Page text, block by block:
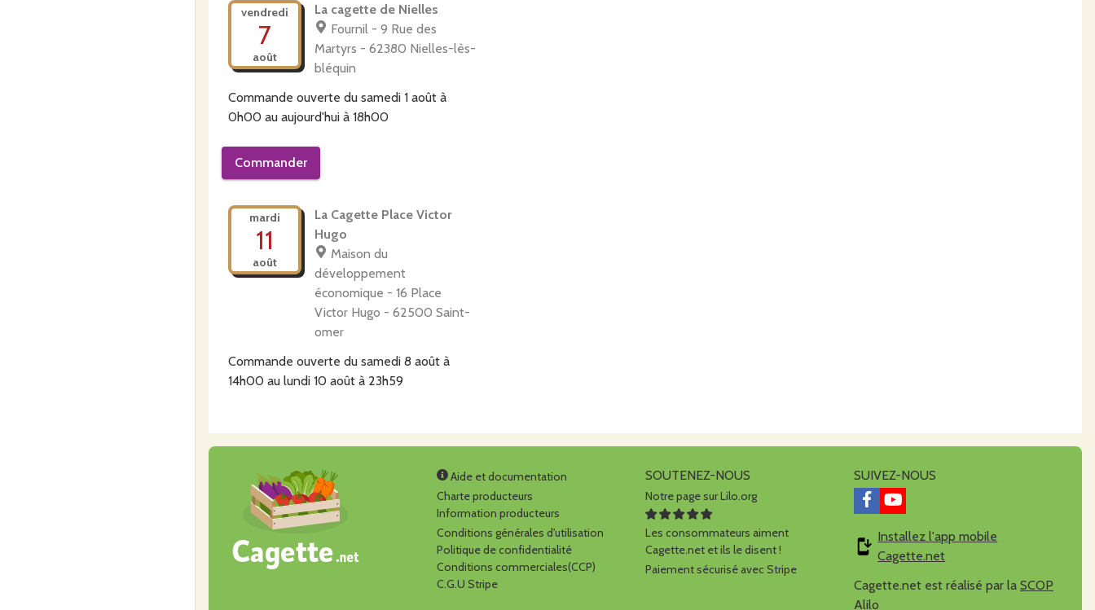
vendredi
7
août
La cagette de Nielles
Fournil - 9 Rue des
Martyrs - 62380 Nielles-lès-
bléquin
Commande ouverte du samedi 1 août à
0h00 au aujourd'hui à 18h00
Commander
mardi
11
août
La Cagette Place Victor
Hugo
Maison du
développement
économique - 16 Place
Victor Hugo - 62500 Saint-
omer
Commande ouverte du samedi 8 août à
14h00 au lundi 10 août à 23h59
mardi
11
août
Cagette Maison du Marais
99 Avenue Du Maréchal
Joffre - 62500 Saint-
Commande ouverte du
samedi 8 août à
Aide et documentation
Charte producteurs
Information producteurs
Conditions générales d'utilisation
Politique de confidentialité
Conditions commerciales(CCP)
C.G.U Stripe
SOUTENEZ-NOUS
Notre page sur Lilo.org
Les consommateurs aiment
Cagette.net et ils le disent !
Paiement sécurisé avec Stripe
SUIVEZ-NOUS
Installez l'app mobile
Cagette.net
Cagette.net est réalisé par la SCOP
Alilo